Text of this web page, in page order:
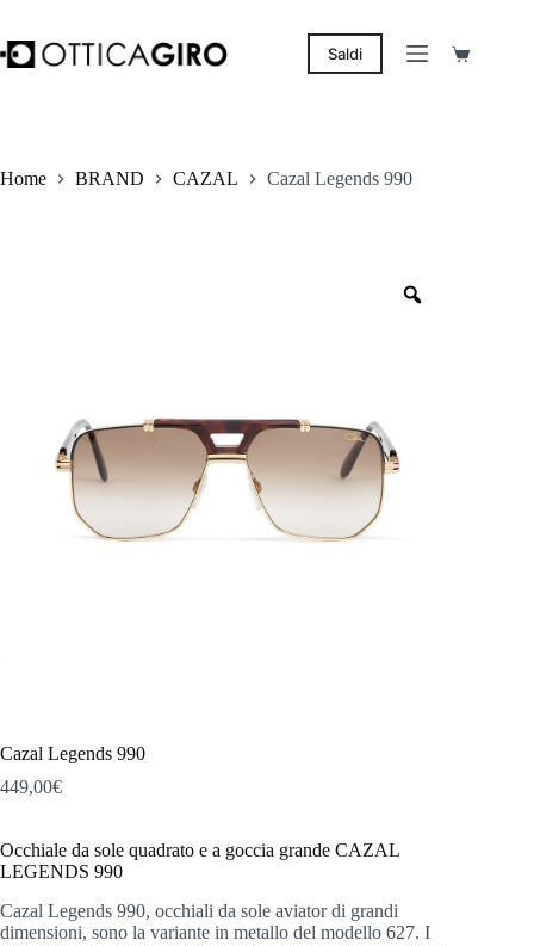
contenuto
Saldi Carrello
Home BRAND CAZAL Cazal Legends 990
Cazal Legends 990
449,00€
Occhiale da sole quadrato e a goccia grande CAZAL
LEGENDS 990
Cazal Legends 990, occhiali da sole aviator di grandi
dimensioni, sono la variante in metallo del modello 627. I